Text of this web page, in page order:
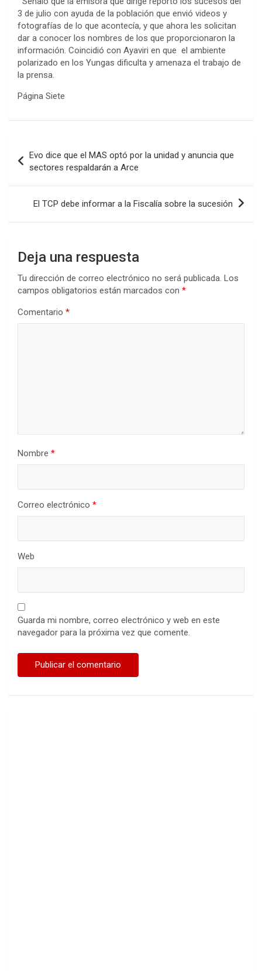
3 de julio con ayuda de la población que envió videos y
fotografías de lo que acontecía, y que ahora les solicitan
dar a conocer los nombres de los que proporcionaron la
información. Coincidió con Ayaviri en que el ambiente
polarizado en los Yungas dificulta y amenaza el trabajo de
la prensa.
Página Siete
de
entradas
Evo dice que el MAS optó por la unidad y anuncia que
sectores respaldarán a Arce
El TCP debe informar a la Fiscalía sobre la sucesión
Deja una respuesta
Tu dirección de correo electrónico no será publicada. Los
campos obligatorios están marcados con *
Comentario *
Nombre *
Correo electrónico *
Web
Guarda mi nombre, correo electrónico y web en este
navegador para la próxima vez que comente.